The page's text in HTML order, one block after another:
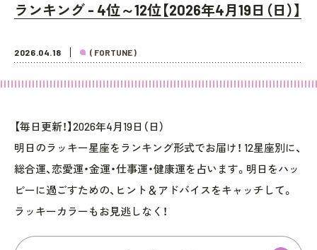
ランキング - 4位～12位【2026年4月19日（日）】
2026.04.18 ( FORTUNE )
【毎日更新！】2026年4月19日（日）
明日のラッキー星座をランキング形式でお届け！ 12星座別に、
総合運、恋愛運・金運・仕事運・健康運を占います。明日をハッ
ピーに過ごすための、ヒント＆アドバイスをキャッチして。
ラッキーカラーもお見逃しなく！